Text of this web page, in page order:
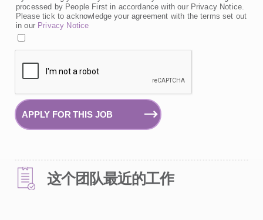
processed by People First in accordance with our Privacy Notice.
Please tick to acknowledge your agreement with the terms set out
in our Privacy Notice
APPLY FOR THIS JOB
这个团队最近的工作